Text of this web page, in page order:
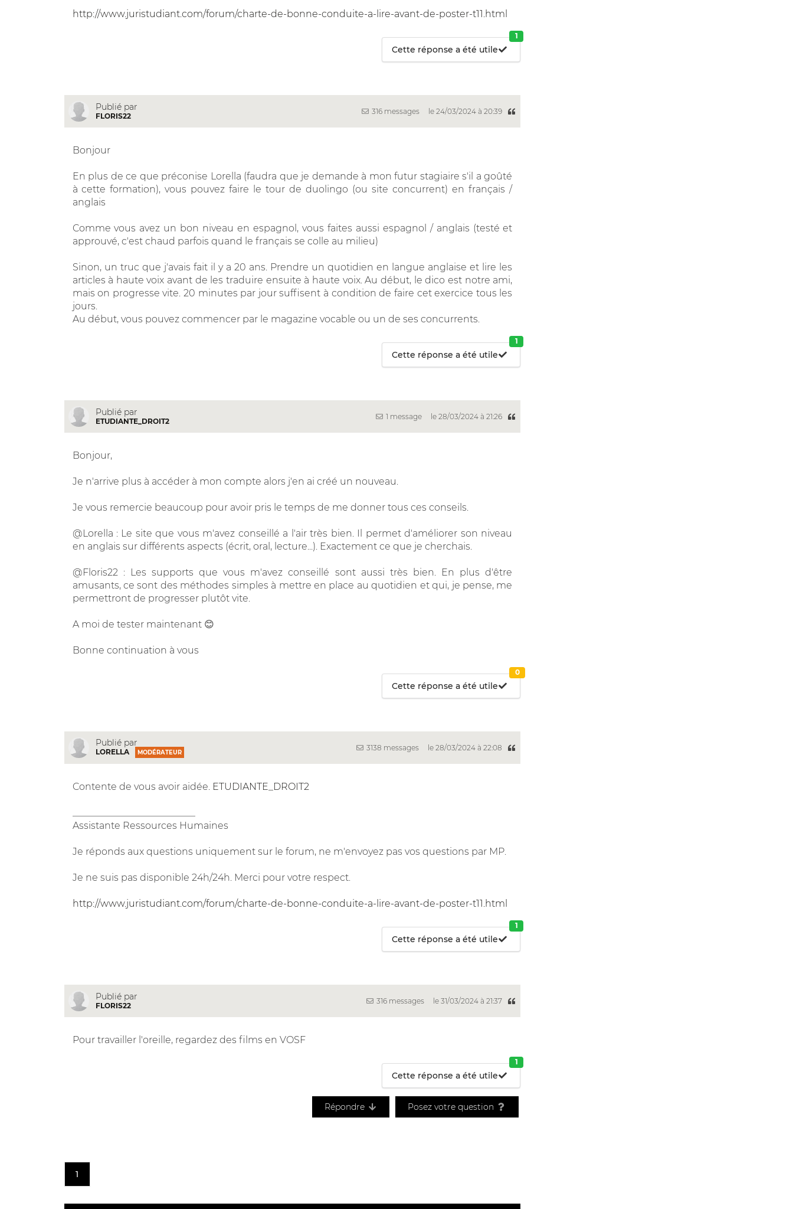
http://www.juristudiant.com/forum/charte-de-bonne-conduite-a-lire-avant-de-poster-t11.html
Cette réponse a été utile
1
Publié par
FLORIS22
316 messages le 24/03/2024 à 20:39
Bonjour
En plus de ce que préconise Lorella (faudra que je demande à mon futur stagiaire s'il a goûté
à cette formation), vous pouvez faire le tour de duolingo (ou site concurrent) en français /
anglais
Comme vous avez un bon niveau en espagnol, vous faites aussi espagnol / anglais (testé et
approuvé, c'est chaud parfois quand le français se colle au milieu)
Sinon, un truc que j'avais fait il y a 20 ans. Prendre un quotidien en langue anglaise et lire les
articles à haute voix avant de les traduire ensuite à haute voix. Au début, le dico est notre ami,
mais on progresse vite. 20 minutes par jour suffisent à condition de faire cet exercice tous les
jours.
Au début, vous pouvez commencer par le magazine vocable ou un de ses concurrents.
Cette réponse a été utile
1
Publié par
ETUDIANTE_DROIT2
1 message le 28/03/2024 à 21:26
Bonjour,
Je n'arrive plus à accéder à mon compte alors j'en ai créé un nouveau.
Je vous remercie beaucoup pour avoir pris le temps de me donner tous ces conseils.
@Lorella : Le site que vous m'avez conseillé a l'air très bien. Il permet d'améliorer son niveau
en anglais sur différents aspects (écrit, oral, lecture...). Exactement ce que je cherchais.
@Floris22 : Les supports que vous m'avez conseillé sont aussi très bien. En plus d'être
amusants, ce sont des méthodes simples à mettre en place au quotidien et qui, je pense, me
permettront de progresser plutôt vite.
A moi de tester maintenant 😊
Bonne continuation à vous
Cette réponse a été utile
0
Publié par
LORELLA MODÉRATEUR
3138 messages le 28/03/2024 à 22:08
Contente de vous avoir aidée. ETUDIANTE_DROIT2
Assistante Ressources Humaines
Je réponds aux questions uniquement sur le forum, ne m'envoyez pas vos questions par MP.
Je ne suis pas disponible 24h/24h. Merci pour votre respect.
http://www.juristudiant.com/forum/charte-de-bonne-conduite-a-lire-avant-de-poster-t11.html
Cette réponse a été utile
1
Publié par
FLORIS22
316 messages le 31/03/2024 à 21:37
Pour travailler l'oreille, regardez des films en VOSF
Cette réponse a été utile
1
Répondre Posez votre question
1